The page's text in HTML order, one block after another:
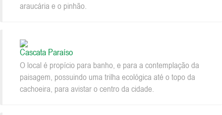
araucária e o pinhão.
Cascata Paraíso
O local é propício para banho, e para a contemplação da
paisagem, possuindo uma trilha ecológica até o topo da
cachoeira, para avistar o centro da cidade.